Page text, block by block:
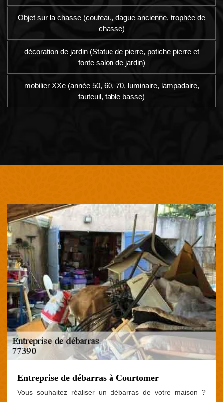
Objet sur la chasse (couteau, dague ancienne, trophée de
chasse)
décoration de jardin (Statue de pierre, potiche pierre et
fonte salon de jardin)
mobilier XXe (année 50, 60, 70, luminaire, lampadaire,
fauteuil, table basse)
Entreprise de débarras à Courtomer
Vous souhaitez réaliser un débarras de votre maison ?